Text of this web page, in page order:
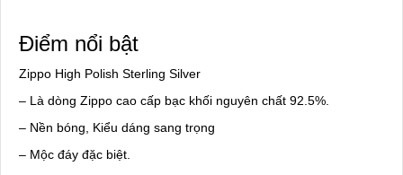
Điểm nổi bật
Zippo High Polish Sterling Silver
– Là dòng Zippo cao cấp bạc khối nguyên chất 92.5%.
– Nền bóng, Kiểu dáng sang trọng
– Mộc đáy đặc biệt.